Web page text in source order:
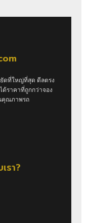
ยัดที่ใหญ่ที่สุด ดีลตรง
ราคาที่ถูกกว่าจอง
คุณภาพรถ
รา?